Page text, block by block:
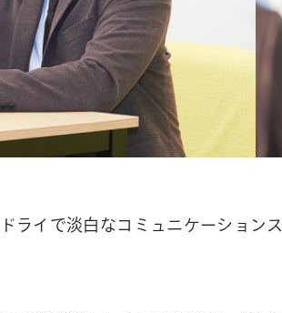
ライで淡白なコミュニケーション